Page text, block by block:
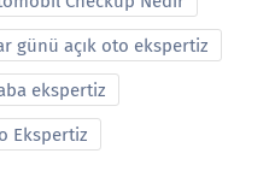
günü açık oto ekspertiz
ekspertiz
Ekspertiz